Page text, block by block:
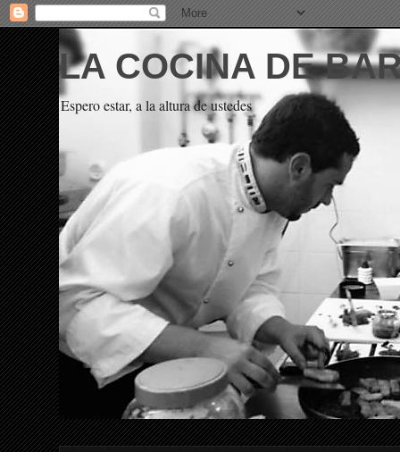
LA COCINA DE
Espero estar, a la altura de ustedes